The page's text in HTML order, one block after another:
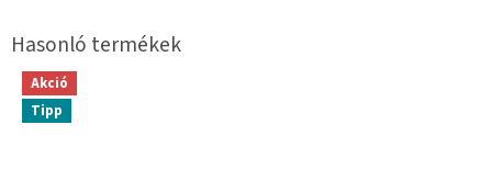
Akció
Tipp